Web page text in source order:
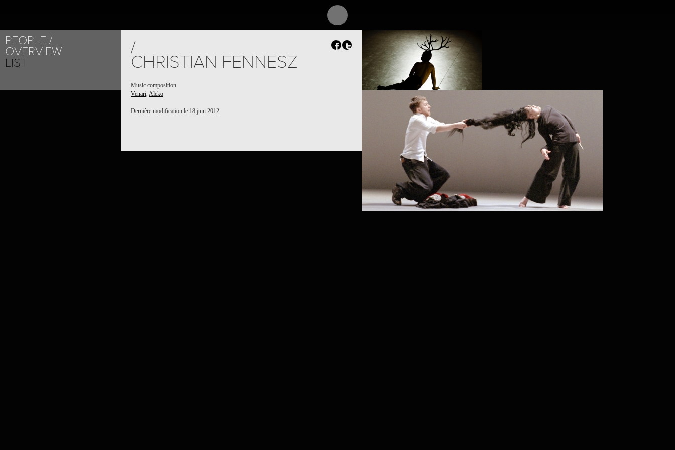
PEOPLE
OVERVIEW
LIST
/
CHRISTIAN FENNESZ
Music composition
Venari, Aleko
Dernière modification le 18 juin 2012